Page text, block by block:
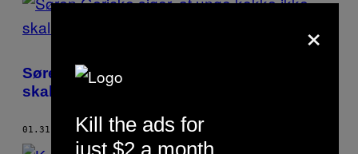
Søren Gericke siger, at unge kokke ikke
skal lytte til gamle røvhuller
01.31.18 AFLARS BJERREGAARD
×
Kill the ads for
just $2 a month